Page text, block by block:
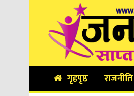
गृहपृष्ठ राजनीति